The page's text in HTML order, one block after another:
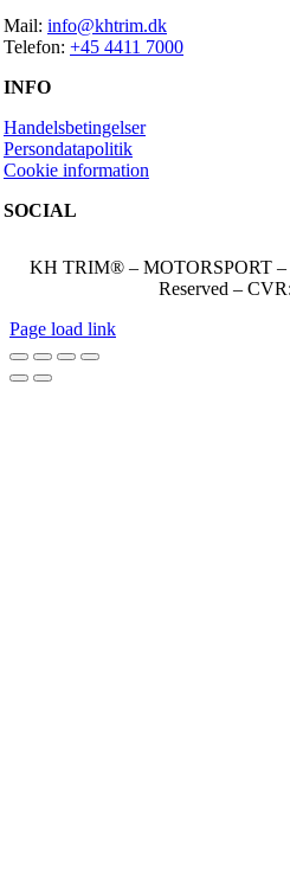
Mail: info@khtrim.dk
Telefon: +45 4411 7000
INFO
Handelsbetingelser
Persondatapolitik
Cookie information
SOCIAL
KH TRIM® – MOTORSPORT –
Reserved –
Page load link